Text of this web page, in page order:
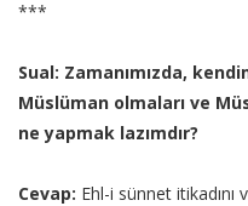
***
Sual: Zamanımızda,
Müslüman olmaları ve
ne yapmak lazımdır?
Cevap: Ehl-i sünnet